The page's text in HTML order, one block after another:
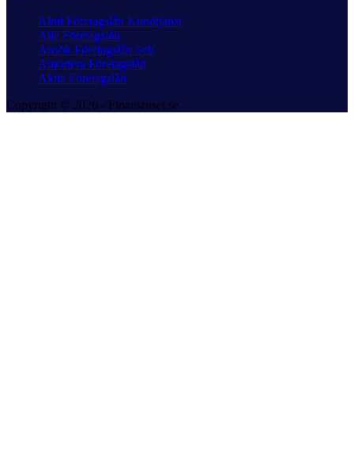
Almi Företagslån Kundtjänst
Alla Företagslån
Ansök Företagslån Seb
Amortera Företagslån
Aktia Företagslån
Copyright © 2026 - Finansruset.se